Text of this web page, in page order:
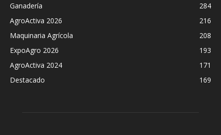
Ganadería
284
AgroActiva 2026
216
Maquinaria Agrícola
208
ExpoAgro 2026
193
AgroActiva 2024
171
Destacado
169